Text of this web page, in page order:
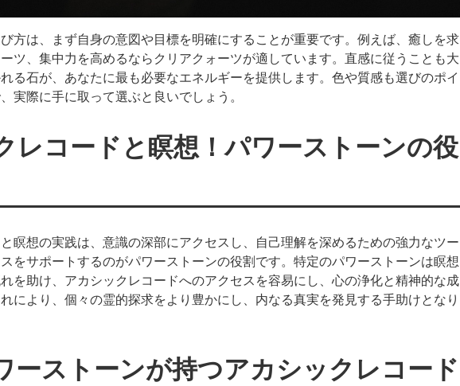
方は、まず自身の意図や目標を明確にすることが重要です。例えば、癒しを求
ツ、集中力を高めるならクリアクォーツが適しています。直感に従うことも大
る石が、あなたに最も必要なエネルギーを提供します。色や質感も選びのポイ
実際に手に取って選ぶと良いでしょう。
レコードと瞑想！パワーストーンの役
瞑想の実践は、意識の深部にアクセスし、自己理解を深めるための強力なツー
をサポートするのがパワーストーンの役割です。特定のパワーストーンは瞑想
を助け、アカシックレコードへのアクセスを容易にし、心の浄化と精神的な成
により、個々の霊的探求をより豊かにし、内なる真実を発見する手助けとなり
ーストーンが持つアカシックレコード